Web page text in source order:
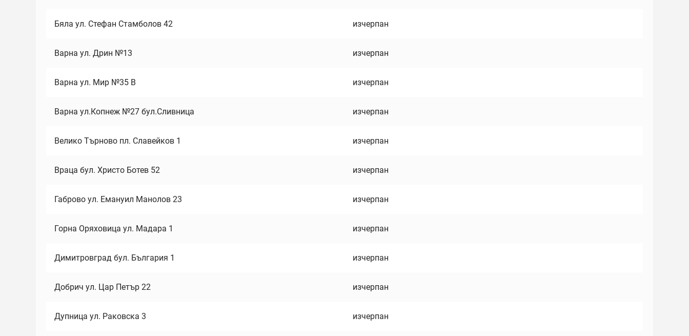
Бяла ул. Стефан Стамболов 42 изчерпан
Варна ул. Дрин №13 изчерпан
Варна ул. Мир №35 В изчерпан
Варна ул.Копнеж №27 бул.Сливница изчерпан
Велико Търново пл. Славейков 1 изчерпан
Враца бул. Христо Ботев 52 изчерпан
Габрово ул. Емануил Манолов 23 изчерпан
Горна Оряховица ул. Мадара 1 изчерпан
Димитровград бул. България 1 изчерпан
Добрич ул. Цар Петър 22 изчерпан
Дупница ул. Раковска 3 изчерпан